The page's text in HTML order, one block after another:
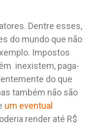
Dentre esses,
do mundo que não
Impostos
inexistem, paga-
do que
também não são
um eventual
render até R$